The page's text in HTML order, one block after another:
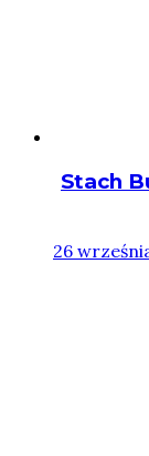
Stach
26